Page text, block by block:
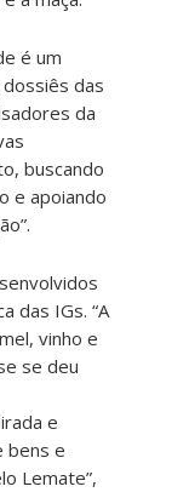
é um
das
da
buscando
e apoiando
das IGs. “A
vinho e
se deu
e
bens e
Lemate”,